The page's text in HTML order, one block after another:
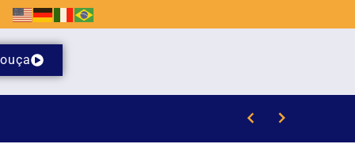
ouça
com a comunidade